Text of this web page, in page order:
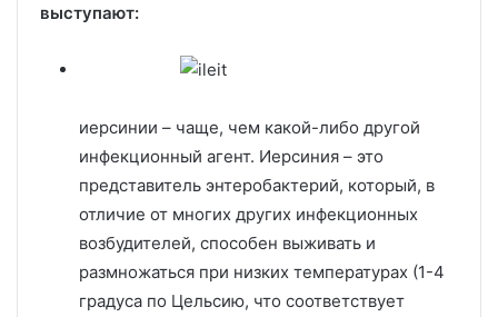
выступают:
иерсинии – чаще, чем какой-либо другой
инфекционный агент. Иерсиния – это
представитель энтеробактерий, который, в
отличие от многих других инфекционных
возбудителей, способен выживать и
размножаться при низких температурах (1-4
градуса по Цельсию, что соответствует